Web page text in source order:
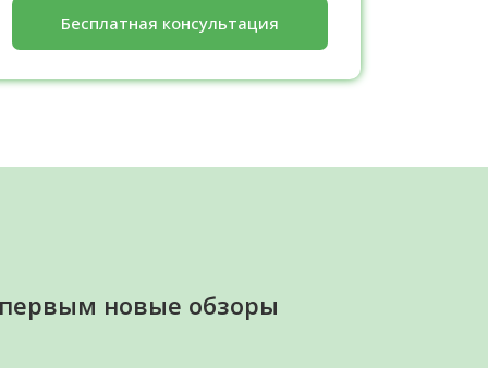
Бесплатная консультация
новые обзоры